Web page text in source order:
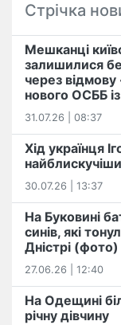
Стрічка
Мешканці
залишилися
через відмову
нового ОСББ
31.07.26 | 08:37
Хід українця
30.07.26 | 13:37
На Буковині
синів, які
Дністрі (фото)
27.06.26 | 12:40
На Одещині
річну дівчину